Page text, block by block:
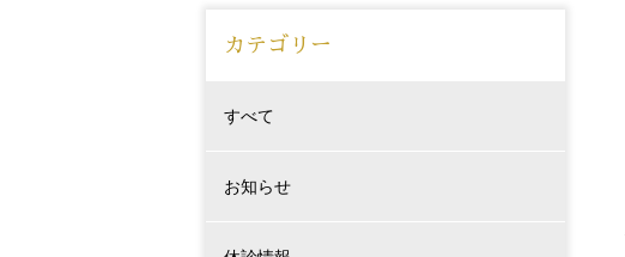
カテゴリー
すべて
お知らせ